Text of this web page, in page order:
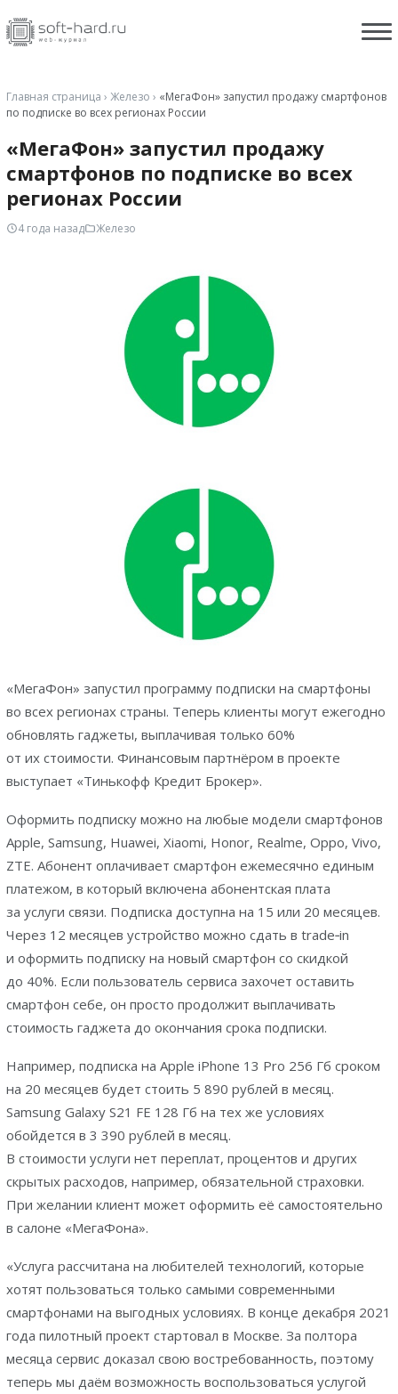
Главная страница › Железо › «МегаФон» запустил продажу смартфонов
по подписке во всех регионах России
«МегаФон» запустил продажу
смартфонов по подписке во всех
регионах России
4 года назад Железо
«МегаФон» запустил программу подписки на смартфоны
во всех регионах страны. Теперь клиенты могут ежегодно
обновлять гаджеты, выплачивая только 60%
от их стоимости. Финансовым партнёром в проекте
выступает «Тинькофф Кредит Брокер».
Оформить подписку можно на любые модели смартфонов
Apple, Samsung, Huawei, Xiaomi, Honor, Realme, Oppo, Vivo,
ZTE. Абонент оплачивает смартфон ежемесячно единым
платежом, в который включена абонентская плата
за услуги связи. Подписка доступна на 15 или 20 месяцев.
Через 12 месяцев устройство можно сдать в trade‑in
и оформить подписку на новый смартфон со скидкой
до 40%. Если пользователь сервиса захочет оставить
смартфон себе, он просто продолжит выплачивать
стоимость гаджета до окончания срока подписки.
Например, подписка на Apple iPhone 13 Pro 256 Гб сроком
на 20 месяцев будет стоить 5 890 рублей в месяц.
Samsung Galaxy S21 FE 128 Гб на тех же условиях
обойдется в 3 390 рублей в месяц.
В стоимости услуги нет переплат, процентов и других
скрытых расходов, например, обязательной страховки.
При желании клиент может оформить её самостоятельно
в салоне «МегаФона».
«Услуга рассчитана на любителей технологий, которые
хотят пользоваться только самыми современными
смартфонами на выгодных условиях. В конце декабря 2021
года пилотный проект стартовал в Москве. За полтора
месяца сервис доказал свою востребованность, поэтому
теперь мы даём возможность воспользоваться услугой